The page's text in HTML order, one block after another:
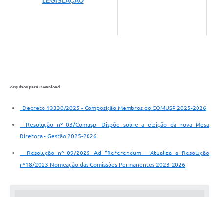
Arquivos para Download
Decreto 13330/2025 - Composição Membros do COMUSP 2025-2026
Resolução nº 03/Comusp- Dispõe sobre a eleição da nova Mesa
Diretora - Gestão 2025-2026
Resolução nº 09/2025 Ad "Referendum - Atualiza a Resolução
nº18/2023 Nomeação das Comissôes Permanentes 2023-2026